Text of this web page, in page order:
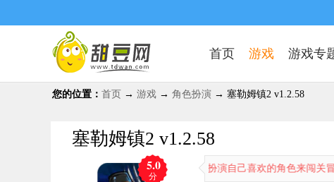
首页 游戏 游戏专
您的位置： 首页 → 游戏 → 角色扮演 → 塞勒姆镇2 v1.2.58
塞勒姆镇2 v1.2.58
5.0
分
游戏中的角色十分丰富，你可以选择扮演自己喜欢的角色来闯关冒险，